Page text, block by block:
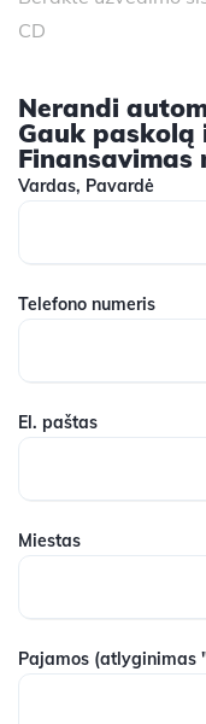
CD
Nerandi
Gauk paskolą
Finansavimas
Vardas, Pavardė
Telefono numeris
El. paštas
Miestas
Pajamos (atlyginimas